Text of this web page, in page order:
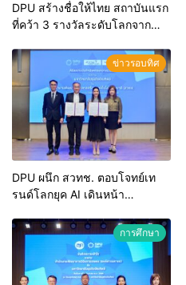
DPU สร้างชื่อให้ไทย สถาบันแรก
ที่คว้า 3 รางวัลระดับโลกจาก
หมวดแห่งแรกในไทย ตอกย้ำการ
มุ่งพัฒนาศักยภาพเด็กไทยสู่อาชีพ
ยุคใหม่
ข่าวรอบทิศ
DPU ผนึก สวทช. ตอบโจทย์เท
รนด์โลกยุค AI เดินหน้า
ระดับการใช้งานจริงในชีวิต-
การศึกษา